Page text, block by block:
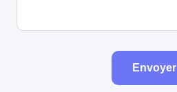
Envoyer